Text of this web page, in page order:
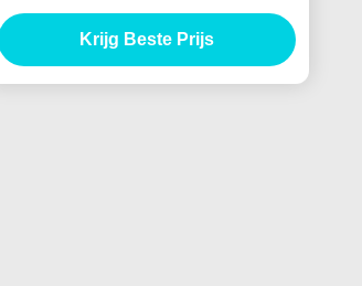
snelheid machine
Krijg Beste Prijs